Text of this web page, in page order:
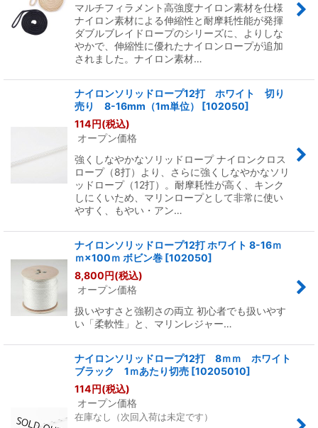
マルチフィラメント高強度ナイロン素材を仕様
ナイロン素材による伸縮性と耐摩耗性能が発揮
ダブルブレイドロープのシリーズに、よりしな
やかで、伸縮性に優れたナイロンロープが追加
されました。ナイロン素材…
ナイロンソリッドロープ12打 ホワイト 切り
売り 8-16mm（1m単位）
[102050]
114円(税込)
オープン価格
強くしなやかなソリッドロープ ナイロンクロス
ロープ（8打）より、さらに強くしなやかなソリ
ッドロープ（12打）。耐摩耗性が高く、キンク
しにくいため、マリンロープとして非常に使い
やすく、もやい・アン…
ナイロンソリッドロープ12打 ホワイト 8-16ｍ
ｍ×100ｍ ボビン巻 [102050]
8,800円(税込)
オープン価格
扱いやすさと強靭さの両立 初心者でも扱いやす
い「柔軟性」と、マリンレジャー…
ナイロンソリッドロープ12打 8ｍｍ ホワイト
ブラック 1ｍあたり切売 [10205010]
114円(税込)
オープン価格
在庫なし（次回入荷は未定です）